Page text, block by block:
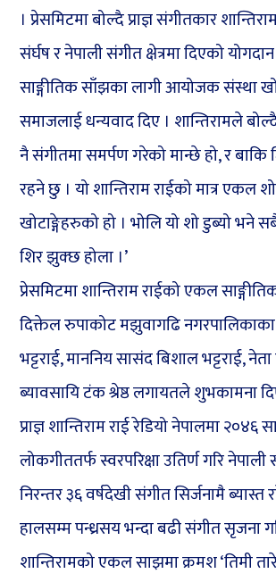
। प्रेसमिटमा बोल्दै प्राज्ञ संगीतकार
संर्घष र नेपाली संगीत क्षेत्रमा दिएको
साङ्गीतिक साँझका लागी आयोजक संस्था
समाजलाई धन्यवाद दिए । शान्तिरामले
नै संगीतमा समर्पण गरेको मान्छे हो, र
रहने छु । यो शान्तिराम राईको मात्र एकल
खोटाङ्गेहरुको हो । भोलि यो शो डुब्यो भने
शिर झुक्छ होला ।’
प्रेसमिटमा शान्तिराम राईको एकल
दिक्तेल रुपाकोट मझुवागढि नगरपालिकाका
भट्टराई, माननिय सासंद बिशाल भट्टराई,
ब्यावसायि टंक श्रेष्ठ लगायतले शुभकामना
प्राज्ञ शान्तिराम राई रेडियो नेपालमा २०४६
लोकगीततर्फ स्वरपरिक्षा उतिर्ण गरि नेपाली
निरन्तर ३६ वर्षदेखी संगीत सिर्जनामै ब्यास्त
हालसम्म पन्ध्रसय भन्दा बढी संगीत सृजना
शान्तिरामको एकल साझमा क्रमश ‘तिमी